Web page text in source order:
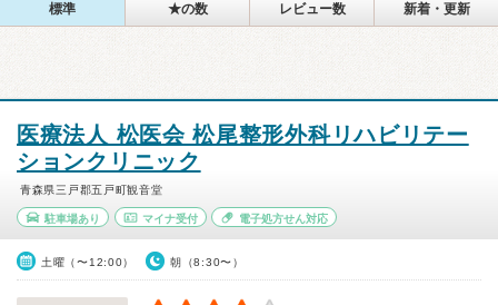
標準 ★の数 レビュー数 新着・更新
医療法人 松医会 松尾整形外科リハビリテー
ションクリニック
青森県三戸郡五戸町観音堂
駐車場あり マイナ受付 電子処方せん対応
土曜（〜12:00） 朝（8:30〜）